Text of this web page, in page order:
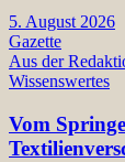
5. August 2026
Gazette
Aus der
Wissenswertes
Vom